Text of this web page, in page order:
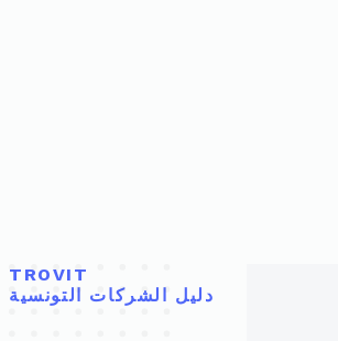
TROVIT
دليل الشركات التونسية